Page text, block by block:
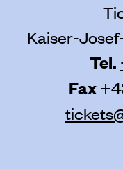
Kaiser-
Tel.
Fax